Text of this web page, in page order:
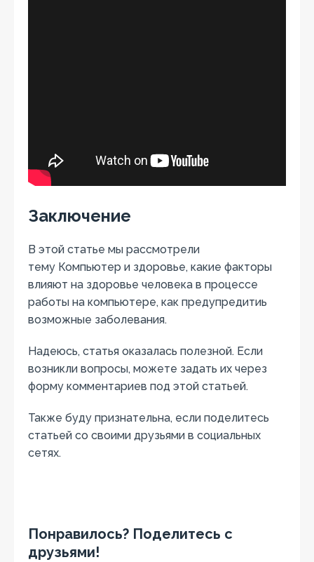
Заключение
В этой статье мы рассмотрели
тему Компьютер и здоровье, какие факторы
влияют на здоровье человека в процессе
работы на компьютере, как предупредитиь
возможные заболевания.
Надеюсь, статья оказалась полезной. Если
возникли вопросы, можете задать их через
форму комментариев под этой статьей.
Также буду признательна, если поделитесь
статьей со своими друзьями в социальных
сетях.
Понравилось? Поделитесь с
друзьями!